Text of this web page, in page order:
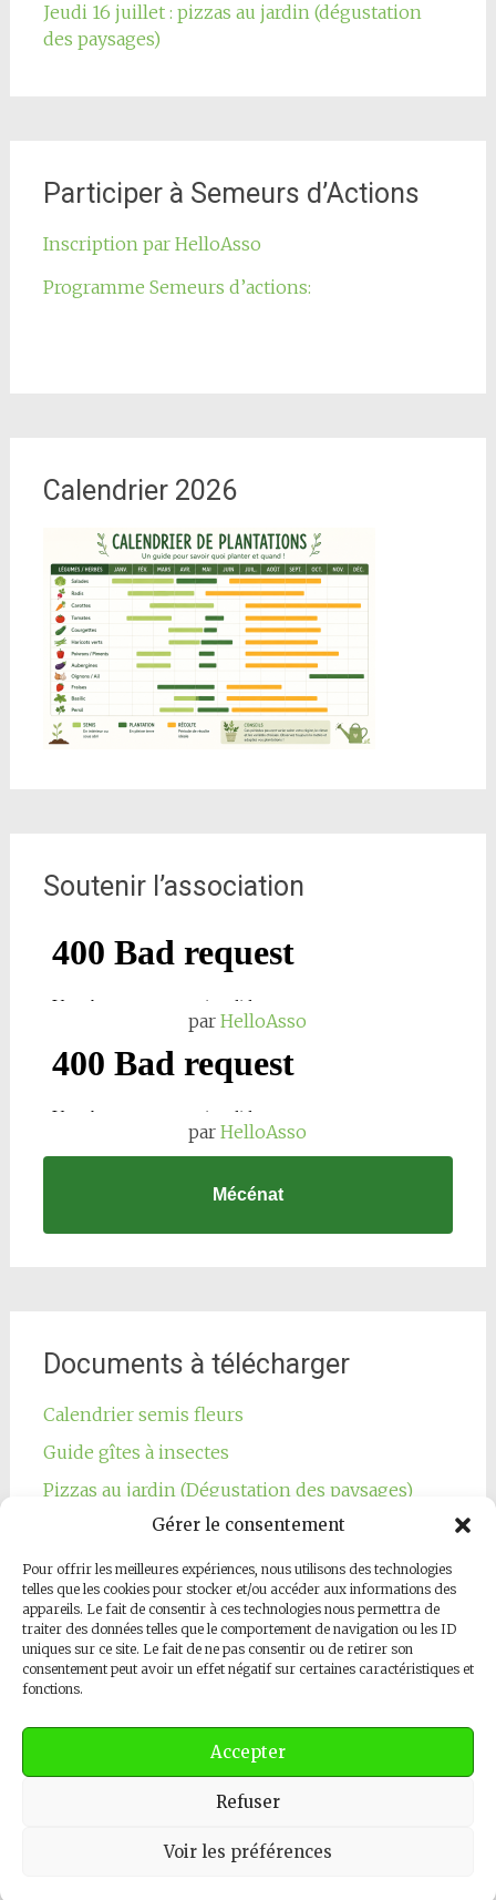
Gérer le consentement
Pour offrir les meilleures expériences, nous utilisons des technologies
telles que les cookies pour stocker et/ou accéder aux informations des
appareils. Le fait de consentir à ces technologies nous permettra de
traiter des données telles que le comportement de navigation ou les ID
uniques sur ce site. Le fait de ne pas consentir ou de retirer son
consentement peut avoir un effet négatif sur certaines caractéristiques et
fonctions.
Accepter
Refuser
Voir les préférences
Jeudi 16 juillet : pizzas au jardin (dégustation
des paysages)
Participer à Semeurs d’Actions
Inscription par HelloAsso
Programme Semeurs d’actions:
Calendrier 2026
Soutenir l’association
parHelloAsso
parHelloAsso
Mécénat
Documents à télécharger
Calendrier semis fleurs
Guide gîtes à insectes
Pizzas au jardin (Dégustation des paysages)
Notre page Facebook
par ThemeGrill. Powered by
Contactez-nous